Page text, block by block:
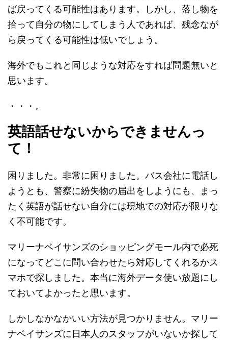
ば戻ってくる可能性はあります。しかし、落し物を
拾って自分の物にしてしまう人であれば、残念なが
ら戻ってくる可能性は低いでしょう。
海外でもこれと同じような対応をすれば問題無いと
思います。
・・・。
英語話せないからできませんっ
て！
困りました。非常に困りました。バス会社に電話し
ようとも、警察に紛失物の届出をしようにも、まっ
たく英語が話せない自分には現地での対応が限りな
く不可能です。
マリーナベイサンズのショッピングモール内で必死
になってどこに問い合わせたら対応してくれるかス
マホで探しました。本当に海外データ使い放題にし
ておいてよかったと思います。
しかしなかなかいい方法が見つかりません。マリー
ナベイサンズに日本人のスタッフがいないか探して